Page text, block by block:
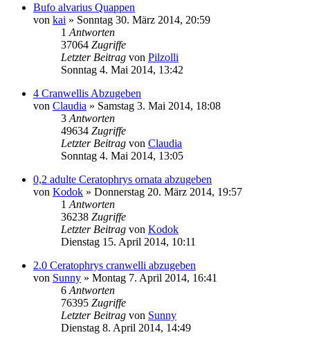
Bufo alvarius Quappen
von kai » Sonntag 30. März 2014, 20:59
1 Antworten
37064 Zugriffe
Letzter Beitrag von Pilzolli
Sonntag 4. Mai 2014, 13:42
4 Cranwellis Abzugeben
von Claudia » Samstag 3. Mai 2014, 18:08
3 Antworten
49634 Zugriffe
Letzter Beitrag von Claudia
Sonntag 4. Mai 2014, 13:05
0,2 adulte Ceratophrys ornata abzugeben
von Kodok » Donnerstag 20. März 2014, 19:57
1 Antworten
36238 Zugriffe
Letzter Beitrag von Kodok
Dienstag 15. April 2014, 10:11
2.0 Ceratophrys cranwelli abzugeben
von Sunny » Montag 7. April 2014, 16:41
6 Antworten
76395 Zugriffe
Letzter Beitrag von Sunny
Dienstag 8. April 2014, 14:49